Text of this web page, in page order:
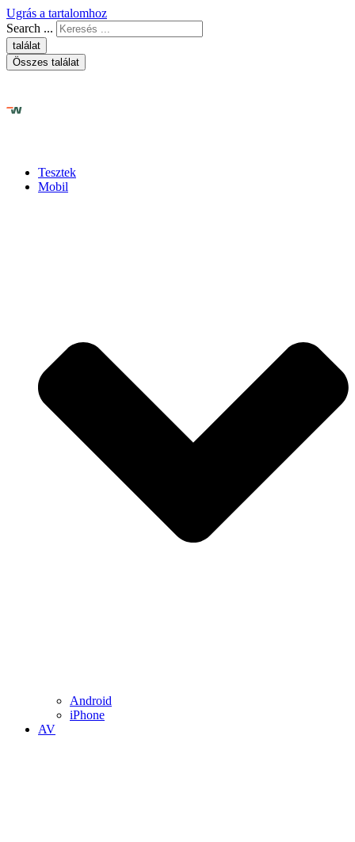
Ugrás a tartalomhoz
Search ...
találat
Összes találat
Tesztek
Mobil
Android
iPhone
AV